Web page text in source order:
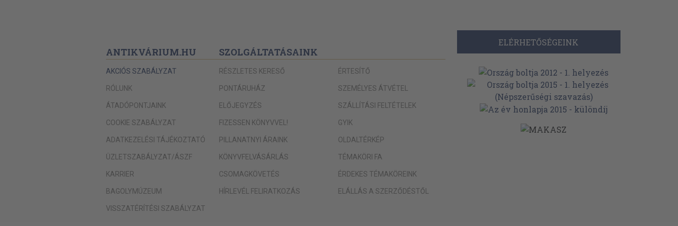
ANTIKVÁRIUM.HU
AKCIÓS SZABÁLYZAT
RÓLUNK
ÁTADÓPONTJAINK
COOKIE SZABÁLYZAT
ADATKEZELÉSI TÁJÉKOZTATÓ
ÜZLETSZABÁLYZAT/ÁSZF
KARRIER
BAGOLYMÚZEUM
VISSZATÉRÍTÉSI SZABÁLYZAT
SZOLGÁLTATÁSAINK
RÉSZLETES KERESŐ
PONTÁRUHÁZ
ELŐJEGYZÉS
FIZESSEN KÖNYVVEL!
PILLANATNYI ÁRAINK
KÖNYVFELVÁSÁRLÁS
CSOMAGKÖVETÉS
HÍRLEVÉL FELIRATKOZÁS
ÉRTESÍTŐ
SZEMÉLYES ÁTVÉTEL
SZÁLLÍTÁSI FELTÉTELEK
GYIK
OLDALTÉRKÉP
TÉMAKÖRI FA
ÉRDEKES TÉMAKÖREINK
ELÁLLÁS A SZERZŐDÉSTŐL
ELÉRHETŐSÉGEINK